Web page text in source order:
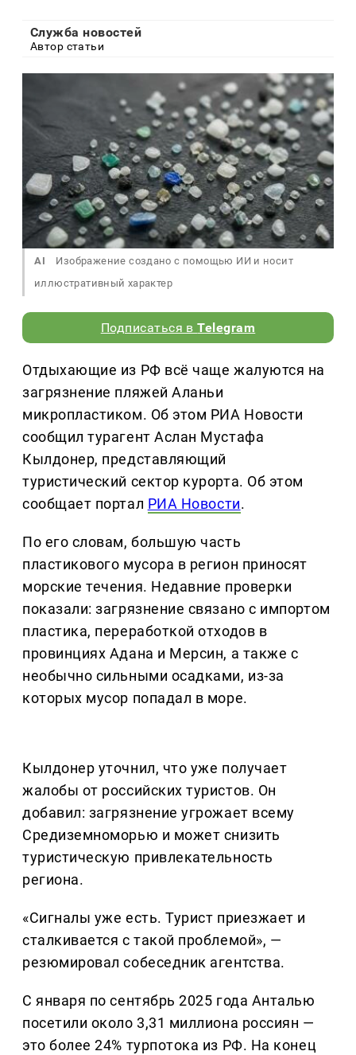
Служба новостей
Автор статьи
AI
Изображение создано с помощью ИИ и носит
иллюстративный характер
Подписаться вTelegram
Отдыхающие из РФ всё чаще жалуются на
загрязнение пляжей Аланьи
микропластиком. Об этом РИА Новости
сообщил турагент Аслан Мустафа
Кылдонер, представляющий
туристический сектор курорта. Об этом
сообщает портал РИА Новости.
По его словам, большую часть
пластикового мусора в регион приносят
морские течения. Недавние проверки
показали: загрязнение связано с импортом
пластика, переработкой отходов в
провинциях Адана и Мерсин, а также с
необычно сильными осадками, из-за
которых мусор попадал в море.
Кылдонер уточнил, что уже получает
жалобы от российских туристов. Он
добавил: загрязнение угрожает всему
Средиземноморью и может снизить
туристическую привлекательность
региона.
«Сигналы уже есть. Турист приезжает и
сталкивается с такой проблемой», —
резюмировал собеседник агентства.
С января по сентябрь 2025 года Анталью
посетили около 3,31 миллиона россиян —
это более 24% турпотока из РФ. На конец